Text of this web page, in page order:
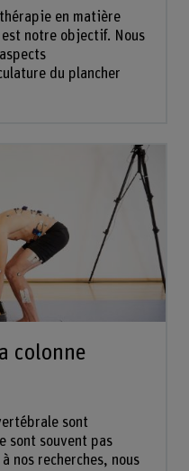
en matière
notre objectif. Nous
du plancher
colonne
sont
sont souvent pas
nos recherches, nous